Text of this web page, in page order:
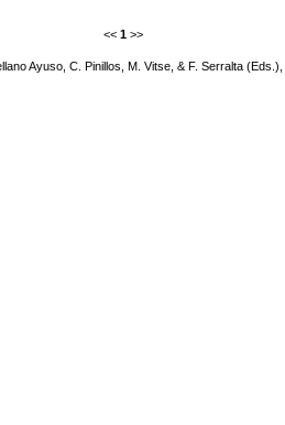
<< 1 >>
Ayuso, C. Pinillos, M. Vitse, & F. Serralta (Eds.),